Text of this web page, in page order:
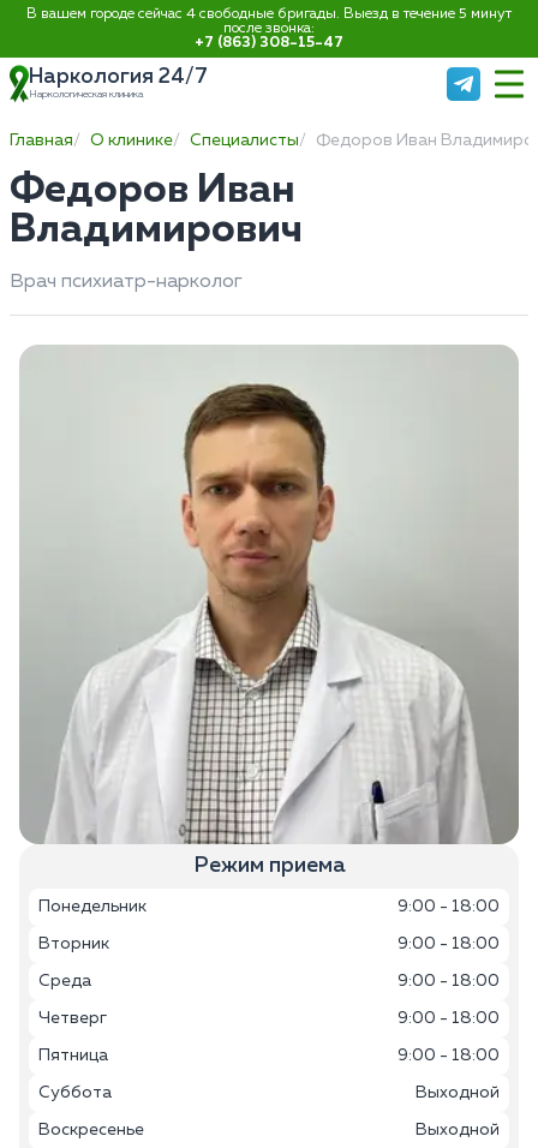
В вашем городе сейчас 4 свободные бригады. Выезд в течение 5 минут
после звонка:
+7 (863) 308-15-47
Наркология 24/7
Наркологическая клиника
Главная О клинике Специалисты Федоров Иван
Федоров Иван
Владимирович
Врач психиатр-нарколог
Режим приема
Понедельник 9:00 - 18:00
Вторник 9:00 - 18:00
Среда 9:00 - 18:00
Четверг 9:00 - 18:00
Пятница 9:00 - 18:00
Суббота Выходной
Воскресенье Выходной